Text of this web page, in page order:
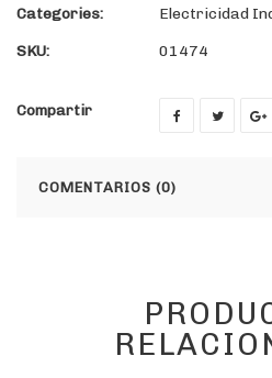
Categories: Electricidad
SKU:
01474
Compartir
COMENTARIOS (0)